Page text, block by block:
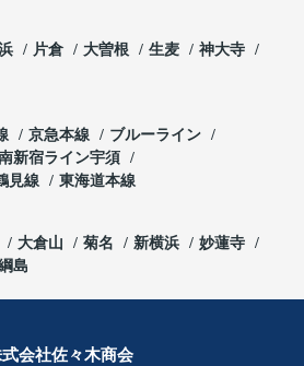
片倉 大曽根 生麦
神大寺
京急本線
ブルーライン
新宿ライン宇須
見線 東海道本線
大倉山 菊名 新横浜
妙蓮寺
島
会社佐々木商会